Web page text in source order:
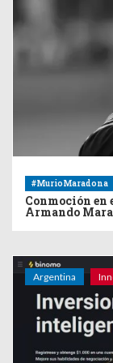
#MurioMaradona
Conmoción
Armando
Argentina